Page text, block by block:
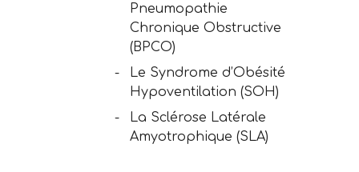
Pneumopathie
Chronique Obstructive
(BPCO)
Le Syndrome d’Obésité
Hypoventilation (SOH)
La Sclérose Latérale
Amyotrophique (SLA)